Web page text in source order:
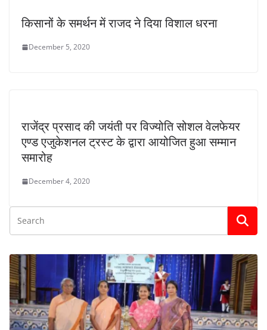
किसानों के समर्थन में राजद ने दिया विशाल धरना
December 5, 2020
राजेंद्र प्रसाद की जयंती पर विज्योति सोशल वेलफेयर
एण्ड एजुकेशनल ट्रस्ट के द्वारा आयोजित हुआ सम्मान
समारोह
December 4, 2020